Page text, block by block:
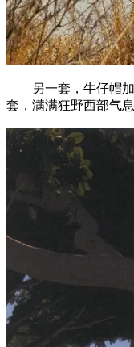
另一套，牛仔帽加
套，满满狂野西部气